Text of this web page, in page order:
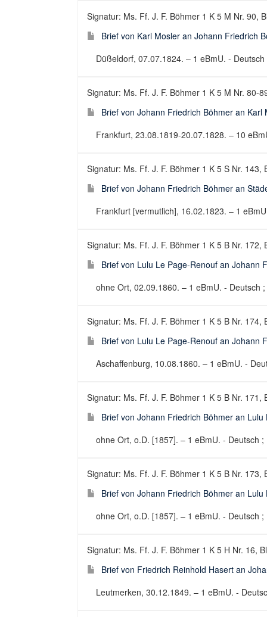
Signatur: Ms. Ff. J. F. Böhmer 1 K 5 M Nr. 90,
Brief von Karl Mosler an Johann Friedrich
Düßeldorf, 07.07.1824. – 1 eBmU. -
Signatur: Ms. Ff. J. F. Böhmer 1 K 5 M Nr. 80-
Brief von Johann Friedrich Böhmer an
Frankfurt, 23.08.1819-20.07.1828. – 10
Signatur: Ms. Ff. J. F. Böhmer 1 K 5 S Nr. 143,
Brief von Johann Friedrich Böhmer an
Frankfurt [vermutlich], 16.02.1823. – 1
Signatur: Ms. Ff. J. F. Böhmer 1 K 5 B Nr. 172,
Brief von Lulu Le Page-Renouf an Johann
ohne Ort, 02.09.1860. – 1 eBmU. - Deutsch
Signatur: Ms. Ff. J. F. Böhmer 1 K 5 B Nr. 174,
Brief von Lulu Le Page-Renouf an Johann
Aschaffenburg, 10.08.1860. – 1 eBmU. -
Signatur: Ms. Ff. J. F. Böhmer 1 K 5 B Nr. 171,
Brief von Johann Friedrich Böhmer an
ohne Ort, o.D. [1857]. – 1 eBmU. - Deutsch
Signatur: Ms. Ff. J. F. Böhmer 1 K 5 B Nr. 173,
Brief von Johann Friedrich Böhmer an
ohne Ort, o.D. [1857]. – 1 eBmU. - Deutsch
Signatur: Ms. Ff. J. F. Böhmer 1 K 5 H Nr. 16,
Brief von Friedrich Reinhold Hasert an
Leutmerken, 30.12.1849. – 1 eBmU. -